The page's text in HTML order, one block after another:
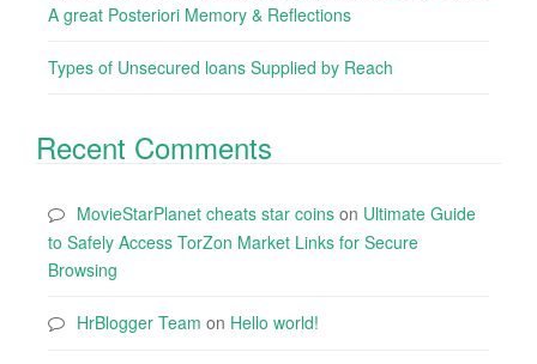
A great Posteriori Memory & Reflections
Types of Unsecured loans Supplied by Reach
Recent Comments
MovieStarPlanet cheats star coins on Ultimate Guide
to Safely Access TorZon Market Links for Secure
Browsing
HrBlogger Team on Hello world!